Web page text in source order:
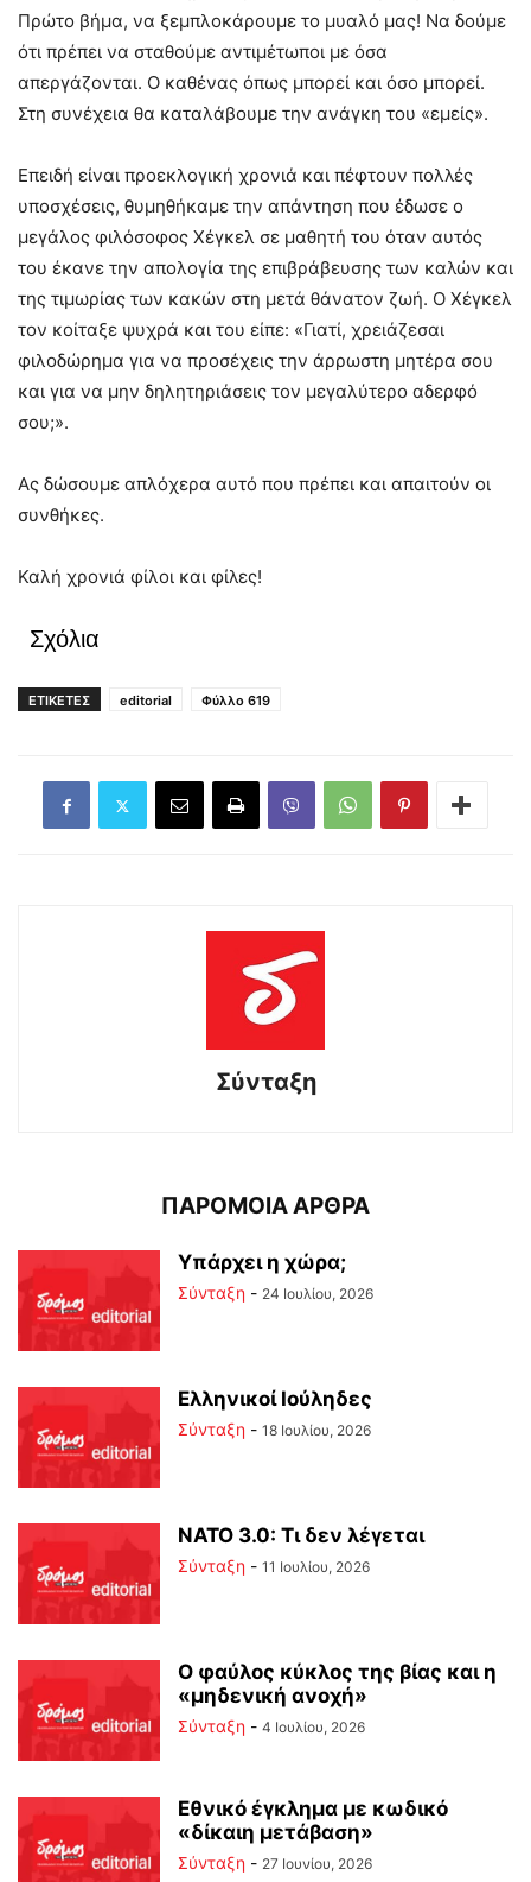
Πρώτο βήμα, να ξεμπλοκάρουμε το μυαλό μας! Να δούμε
ότι πρέπει να σταθούμε αντιμέτωποι με όσα
απεργάζονται. Ο καθένας όπως μπορεί και όσο μπορεί.
Στη συνέχεια θα καταλάβουμε την ανάγκη του «εμείς».
Επειδή είναι προεκλογική χρονιά και πέφτουν πολλές
υποσχέσεις, θυμηθήκαμε την απάντηση που έδωσε ο
μεγάλος φιλόσοφος Χέγκελ σε μαθητή του όταν αυτός
του έκανε την απολογία της επιβράβευσης των καλών και
της τιμωρίας των κακών στη μετά θάνατον ζωή. Ο Χέγκελ
τον κοίταξε ψυχρά και του είπε: «Γιατί, χρειάζεσαι
φιλοδώρημα για να προσέχεις την άρρωστη μητέρα σου
και για να μην δηλητηριάσεις τον μεγαλύτερο αδερφό
σου;».
Ας δώσουμε απλόχερα αυτό που πρέπει και απαιτούν οι
συνθήκες.
Καλή χρονιά φίλοι και φίλες!
Σχόλια
ΕΤΙΚΕΤΕΣ editorial Φύλλο 619
Σύνταξη
ΠΑΡΟΜΟΙΑ ΑΡΘΡΑ
Υπάρχει η χώρα;
Σύνταξη - 24 Ιουλίου, 2026
Ελληνικοί Ιούληδες
Σύνταξη - 18 Ιουλίου, 2026
ΝΑΤΟ 3.0: Τι δεν λέγεται
Σύνταξη - 11 Ιουλίου, 2026
Ο φαύλος κύκλος της βίας και η
«μηδενική ανοχή»
Σύνταξη - 4 Ιουλίου, 2026
Εθνικό έγκλημα με κωδικό
«δίκαιη μετάβαση»
Σύνταξη - 27 Ιουνίου, 2026